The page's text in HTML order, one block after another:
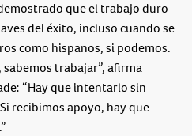
que el trabajo duro
del éxito, incluso cuando se
como hispanos, si podemos.
trabajar”, afirma
“Hay que intentarlo sin
recibimos apoyo, hay que